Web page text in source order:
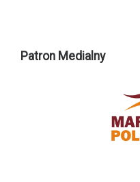
Patron Medialny